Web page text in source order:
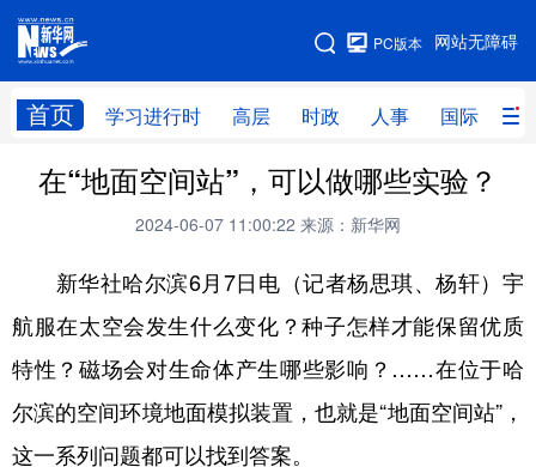
网站无障碍
PC版本
首页 学习进行时 高层 时政 人事 国际 财
网站地图
学习进行时 高层 时政 人事
财经 网评
台湾 思客智库 全球连线 教育
科技 科创 量子 体育
文化 书画 健康 军事
在“地面空间站”，可以做哪些实验？
2024-06-07 11:00:22 来源：新华网
新华社哈尔滨6月7日电（记者杨思琪、杨轩）宇
航服在太空会发生什么变化？种子怎样才能保留优质
特性？磁场会对生命体产生哪些影响？……在位于哈
尔滨的空间环境地面模拟装置，也就是“地面空间站”，
这一系列问题都可以找到答案。